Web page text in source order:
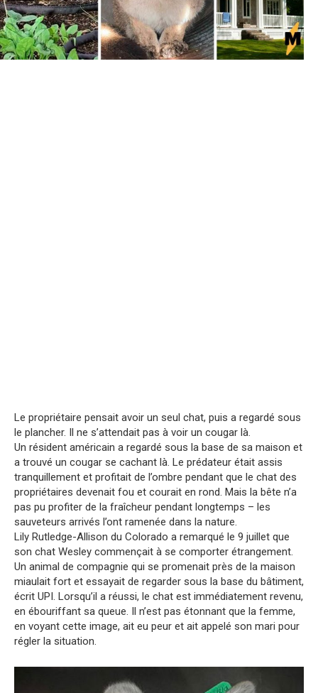
Le propriétaire pensait avoir un seul chat, puis a regardé sous
le plancher. Il ne s’attendait pas à voir un cougar là.
Un résident américain a regardé sous la base de sa maison et
a trouvé un cougar se cachant là. Le prédateur était assis
tranquillement et profitait de l’ombre pendant que le chat des
propriétaires devenait fou et courait en rond. Mais la bête n’a
pas pu profiter de la fraîcheur pendant longtemps – les
sauveteurs arrivés l’ont ramenée dans la nature.
Lily Rutledge-Allison du Colorado a remarqué le 9 juillet que
son chat Wesley commençait à se comporter étrangement.
Un animal de compagnie qui se promenait près de la maison
miaulait fort et essayait de regarder sous la base du bâtiment,
écrit UPI. Lorsqu’il a réussi, le chat est immédiatement revenu,
en ébouriffant sa queue. Il n’est pas étonnant que la femme,
en voyant cette image, ait eu peur et ait appelé son mari pour
régler la situation.